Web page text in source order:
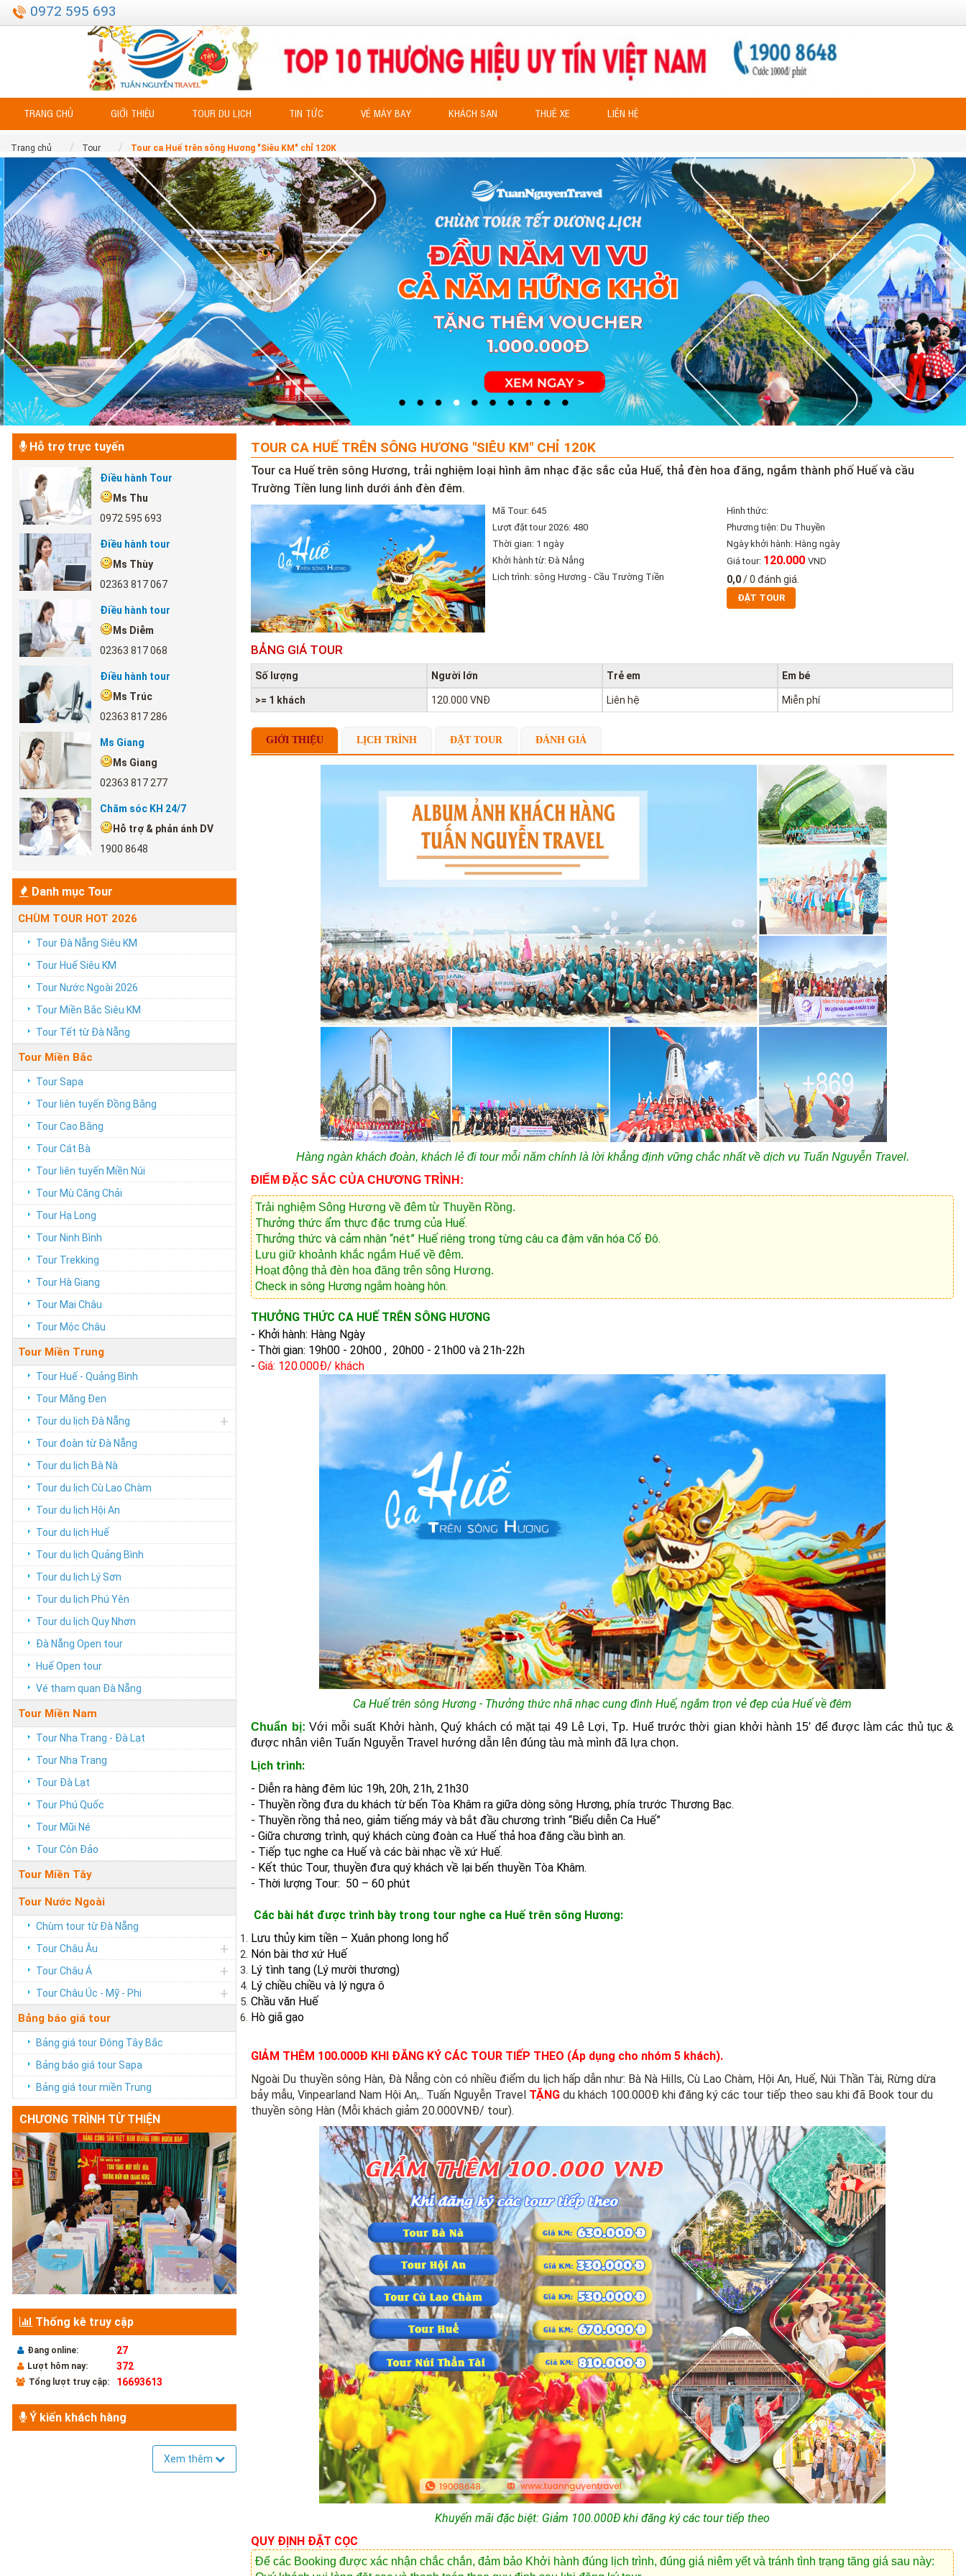
0972 595 693
TRANG CHỦ GIỚI THIỆU TOUR DU LỊCH TIN TỨC VÉ MÁY BAY KHÁCH SẠN THUÊ XE LIÊN HỆ
Trang chủ Tour Tour ca Huế trên sông Hương "Siêu KM" chỉ 120K
Hỗ trợ trực tuyến
Điều hành Tour
Ms Thu
0972 595 693
Điều hành tour
Ms Thùy
02363 817 067
Điều hành tour
Ms Diễm
02363 817 068
Điều hành tour
Ms Trúc
02363 817 286
Ms Giang
Ms Giang
02363 817 277
Chăm sóc KH 24/7
Hỗ trợ & phản ánh DV
1900 8648
Danh mục Tour
CHÙM TOUR HOT 2026
Tour Đà Nẵng Siêu KM
Tour Huế Siêu KM
Tour Nước Ngoài 2026
Tour Miền Bắc Siêu KM
Tour Tết từ Đà Nẵng
Tour Miền Bắc
Tour Sapa
Tour liên tuyến Đồng Bằng
Tour Cao Bằng
Tour Cát Bà
Tour liên tuyến Miền Núi
Tour Mù Căng Chải
Tour Hạ Long
Tour Ninh Bình
Tour Trekking
Tour Hà Giang
Tour Mai Châu
Tour Mộc Châu
Tour Miền Trung
Tour Huế - Quảng Bình
Tour Măng Đen
Tour du lịch Đà Nẵng
+
Tour đoàn từ Đà Nẵng
Tour du lịch Bà Nà
Tour du lịch Cù Lao Chàm
Tour du lịch Hội An
Tour du lịch Huế
Tour du lịch Quảng Bình
Tour du lịch Lý Sơn
Tour du lịch Phú Yên
Tour du lịch Quy Nhơn
Đà Nẵng Open tour
Huế Open tour
Vé tham quan Đà Nẵng
Tour Miền Nam
Tour Nha Trang - Đà Lạt
Tour Nha Trang
Tour Đà Lạt
Tour Phú Quốc
Tour Mũi Né
Tour Côn Đảo
Tour Miền Tây
Tour Nước Ngoài
Chùm tour từ Đà Nẵng
Tour Châu Âu
+
Tour Châu Á +
Tour Châu Úc - Mỹ - Phi +
Bảng báo giá tour
Bảng giá tour Đông Tây Bắc
Bảng báo giá tour Sapa
Bảng giá tour miền Trung
CHƯƠNG TRÌNH TỪ THIỆN
Thống kê truy cập
Đang online: 27
Lượt hôm nay: 372
Tổng lượt truy cập: 16693613
Ý kiến khách hàng
Xem thêm
TOUR CA HUẾ TRÊN SÔNG HƯƠNG "SIÊU KM" CHỈ 120K
Tour ca Huế trên sông Hương, trải nghiệm loại hình âm nhạc đặc sắc của Huế, thả đèn hoa đăng, ngắm thành phố Huế và cầu
Trường Tiền lung linh dưới ánh đèn đêm.
Mã Tour: 645
Lượt đặt tour 2026: 480
Thời gian: 1 ngày
Khởi hành từ: Đà Nẵng
Lịch trình: sông Hương - Cầu Trường Tiền
Hình thức:
Phương tiện: Du Thuyền
Ngày khởi hành: Hằng ngày
Giá tour: 120.000VND
0,0/0 đánh giá.
ĐẶT TOUR
BẢNG GIÁ TOUR
Số lượng Người lớn Trẻ em Em bé
>= 1 khách 120.000 VNĐ Liên hệ Miễn phí
GIỚI THIỆU LỊCH TRÌNH ĐẶT TOUR ĐÁNH GIÁ
Hàng ngàn khách đoàn, khách lẻ đi tour mỗi năm chính là lời khẳng định vững chắc nhất về dịch vụ Tuấn Nguyễn Travel.
ĐIỂM ĐẶC SẮC CỦA CHƯƠNG TRÌNH:
Trải nghiệm Sông Hương về đêm từ Thuyền Rồng.
Thưởng thức ẩm thực đặc trưng của Huế.
Thưởng thức và cảm nhận “nét” Huế riêng trong từng câu ca đậm văn hóa Cố Đô.
Lưu giữ khoảnh khắc ngắm Huế về đêm.
Hoạt động thả đèn hoa đăng trên sông Hương.
Check in sông Hương ngắm hoàng hôn.
THƯỞNG THỨC CA HUẾ TRÊN SÔNG HƯƠNG
- Khởi hành: Hàng Ngày
- Thời gian: 19h00 - 20h00 , 20h00 - 21h00 và 21h-22h
-Giá: 120.000Đ/ khách
Ca Huế trên sông Hương - Thưởng thức nhã nhạc cung đình Huế, ngắm trọn vẻ đẹp của Huế về đêm
Chuẩn bị: Với mỗi suất Khởi hành, Quý khách có mặt tại 49 Lê Lợi, Tp. Huế trước thời gian khởi hành 15′ để được làm các thủ tục &
được nhân viên Tuấn Nguyễn Travel hướng dẫn lên đúng tàu mà mình đã lựa chọn.
Lịch trình:
- Diễn ra hàng đêm lúc 19h, 20h, 21h, 21h30
- Thuyền rồng đưa du khách từbến Tòa Khâm ra giữa dòng sông Hương, phía trước Thương Bạc.
- Thuyền rồng thả neo, giảm tiếng máy và bắt đầu chương trình “Biểu diễn Ca Huế”
- Giữa chương trình, quý khách cùng đoàn ca Huế thả hoa đăng cầu bình an.
- Tiếp tục nghe ca Huế và các bài nhạc về xứ Huế.
- Kết thúc Tour, thuyền đưa quý khách về lại bến thuyền Tòa Khâm.
- Thời lượng Tour: 50 – 60 phút
Các bài hát được trình bày trong tour nghe ca Huế trên sông Hương:
Lưu thủy kim tiền – Xuân phong long hổ
Nón bài thơ xứ Huế
Lý tình tang (Lý mười thương)
Lý chiều chiều và lý ngựa ô
Chầu văn Huế
Hò giã gạo
GIẢM THÊM 100.000Đ KHI ĐĂNG KÝ CÁC TOUR TIẾP THEO (Áp dụng cho nhóm 5 khách).
Ngoài Du thuyền sông Hàn, Đà Nẵng còn có nhiều điểm du lịch hấp dẫn như: Bà Nà Hills, Cù Lao Chàm, Hội An, Huế, Núi Thần Tài, Rừng dừa
bảy mẫu, Vinpearland Nam Hội An,.. Tuấn Nguyễn Travel TẶNG du khách 100.000Đ khi đăng ký các tour tiếp theo sau khi đã Book tour du
thuyền sông Hàn (Mỗi khách giảm 20.000VNĐ/ tour).
Khuyến mãi đặc biệt: Giảm 100.000Đ khi đăng ký các tour tiếp theo
QUY ĐỊNH ĐẶT CỌC
Để các Booking được xác nhận chắc chắn, đảm bảo Khởi hành đúng lịch trình, đúng giá niêm yết và tránh tình trạng tăng giá sau này: